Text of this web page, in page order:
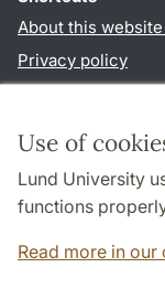
Use of
Lund University
functions
Read more in
About this
Privacy policy
Follow us in